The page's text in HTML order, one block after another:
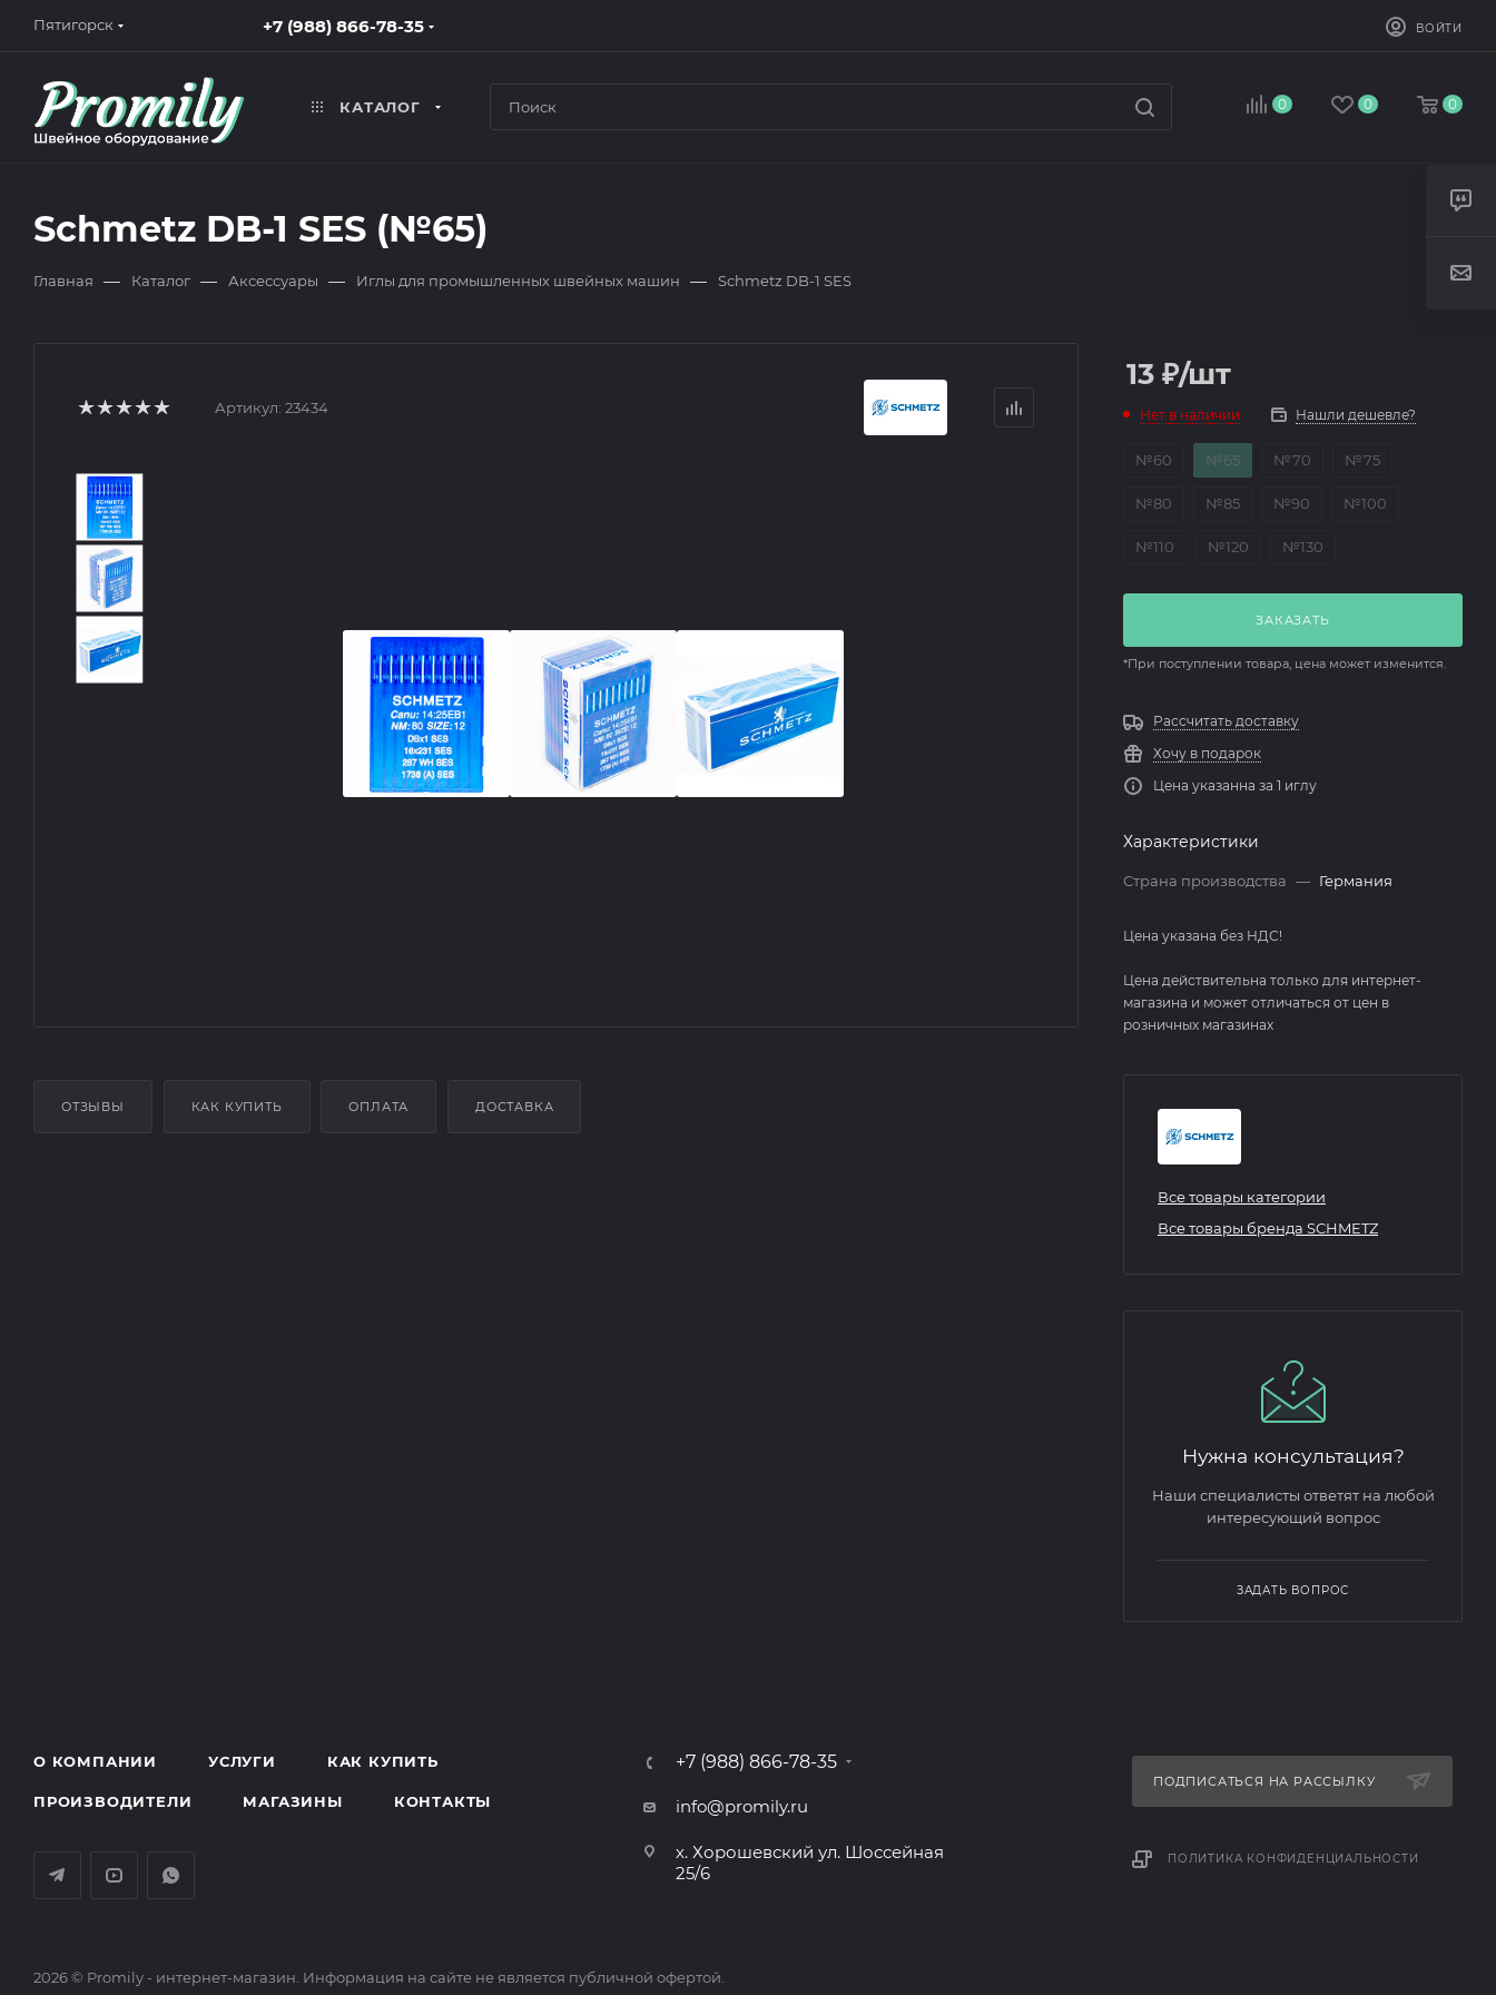
Пятигорск +7 (988) 866-78-35 ВОЙТИ
КАТАЛОГ 0 0 0
Schmetz DB-1 SES (№65)
Главная — Каталог — Аксессуары — Иглы для промышленных швейных машин — Schmetz DB-1 SES
Артикул: 23434
ОТЗЫВЫ КАК КУПИТЬ ОПЛАТА ДОСТАВКА
13 ₽/шт
Нет в наличии Нашли дешевле?
№60 №65 №70 №75
№80 №85 №90 №100
№110 №120 №130
ЗАКАЗАТЬ
*При поступлении товара, цена может изменится.
Рассчитать доставку
Хочу в подарок
Цена указанна за 1 иглу
Характеристики
Страна производства — Германия
Цена указана без НДС!
Цена действительна только для интернет-
магазина и может отличаться от цен в
розничных магазинах
Все товары категории
Все товары бренда SCHMETZ
Нужна консультация?
Наши специалисты ответят на любой
интересующий вопрос
ЗАДАТЬ ВОПРОС
О КОМПАНИИ УСЛУГИ КАК КУПИТЬ
ПРОИЗВОДИТЕЛИ МАГАЗИНЫ КОНТАКТЫ
+7 (988) 866-78-35
info@promily.ru
х. Хорошевский ул. Шоссейная
25/6
ПОДПИСАТЬСЯ НА РАССЫЛКУ
ПОЛИТИКА КОНФИДЕНЦИАЛЬНОСТИ
2026 © Promily - интернет-магазин. Информация на сайте не является публичной офертой.